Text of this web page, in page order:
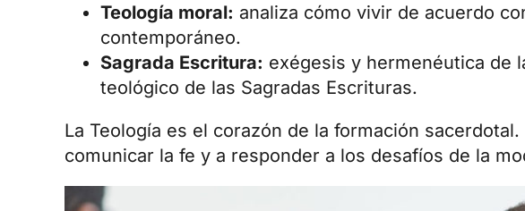
Teología moral: analiza cómo vivir de acuerdo
contemporáneo.
Sagrada Escritura: exégesis y hermenéutica de
teológico de las Sagradas Escrituras.
La Teología es el corazón de la formación
comunicar la fe y a responder a los desafíos de la